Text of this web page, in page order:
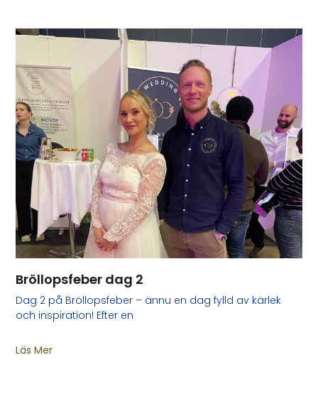
Bröllopsfeber dag 2
Dag 2 på Bröllopsfeber – ännu en dag fylld av kärlek
och inspiration! Efter en
Läs Mer